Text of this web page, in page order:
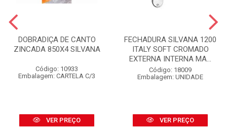
DOBRADIÇA DE CANTO
ZINCADA 850X4 SILVANA
Código: 10933
Embalagem: CARTELA C/3
VER PREÇO
FECHADURA SILVANA 1200
ITALY SOFT CROMADO
EXTERNA INTERNA MA...
Código: 18009
Embalagem: UNIDADE
VER PREÇO